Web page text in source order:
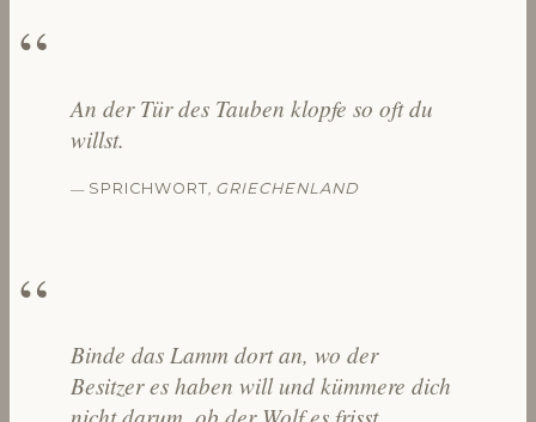
An der Tür des Tauben klopfe so oft du
willst.
— SPRICHWORT GRIECHENLAND
Binde das Lamm dort an, wo der
Besitzer es haben will und kümmere dich